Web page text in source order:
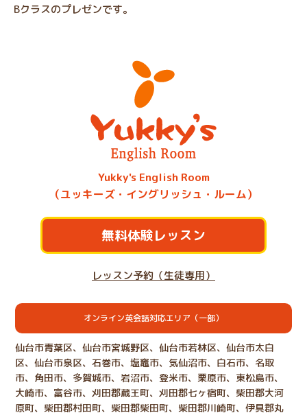
Bクラスのプレゼンです。
Yukky's English Room
（ユッキーズ・イングリッシュ・ルーム）
無料体験レッスン
レッスン予約（生徒専用）
オンライン英会話対応エリア（一部）
仙台市青葉区、仙台市宮城野区、仙台市若林区、仙台市太白
区、仙台市泉区、石巻市、塩竈市、気仙沼市、白石市、名取
市、角田市、多賀城市、岩沼市、登米市、栗原市、東松島市、
大崎市、富谷市、刈田郡蔵王町、刈田郡七ヶ宿町、柴田郡大河
原町、柴田郡村田町、柴田郡柴田町、柴田郡川崎町、伊具郡丸